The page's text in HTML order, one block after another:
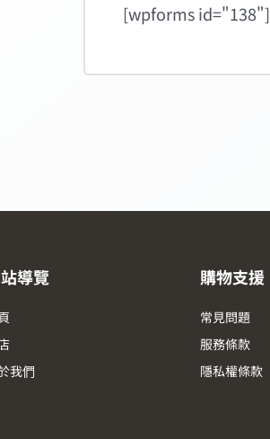
[wpforms id="138"]
導覽
我們
購物支援
常見問題
服務條款
隱私權條款